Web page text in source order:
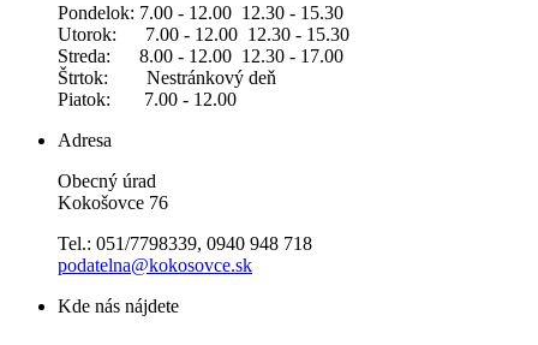
Pondelok: 7.00 - 12.00 12.30 - 15.30
Utorok: 7.00 - 12.00 12.30 - 15.30
Streda: 8.00 - 12.00 12.30 - 17.00
Štrtok: Nestránkový deň
Piatok: 7.00 - 12.00
Adresa
Obecný úrad
Kokošovce 76
Tel.: 051/7798339, 0940 948 718
podatelna@kokosovce.sk
Kde nás nájdete